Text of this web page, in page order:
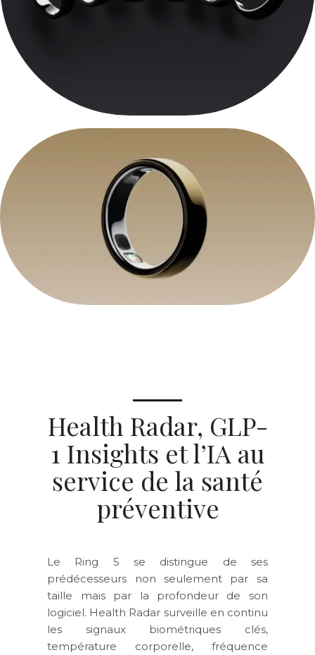
Health Radar, GLP-
1 Insights et l’IA au
service de la santé
préventive
Le Ring 5 se distingue de ses
prédécesseurs non seulement par sa
taille mais par la profondeur de son
logiciel. Health Radar surveille en continu
les signaux biométriques clés,
température corporelle, fréquence